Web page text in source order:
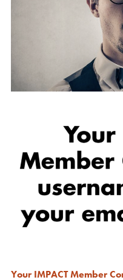
Your IMPACT Member